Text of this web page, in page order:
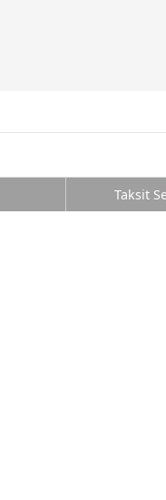
Taksit